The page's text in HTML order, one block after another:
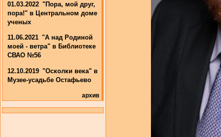
01.03.2022 "Пора, мой друг,
пора!" в Центральном доме
ученых
11.06.2021 "А над Родиной
моей - ветра" в Библиотеке
СВАО №56
12.10.2019 "Осколки века" в
Музее-усадьбе Остафьево
архив